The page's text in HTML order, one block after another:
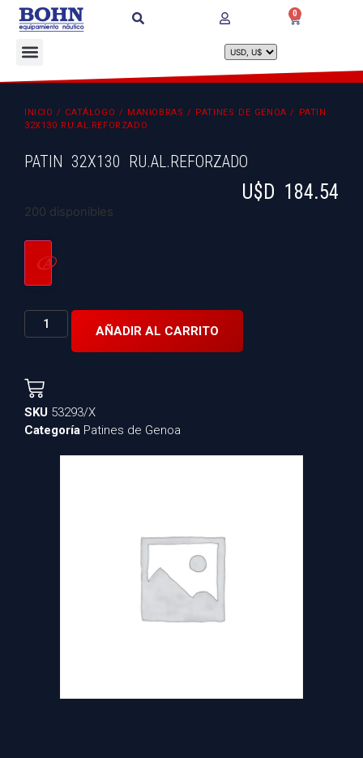
0
INICIO / CATÁLOGO / MANIOBRAS / PATINES DE GENOA / PATIN
32X130 RU.AL.REFORZADO
PATIN 32X130 RU.AL.REFORZADO
U$D 184.54
200 disponibles
AÑADIR AL CARRITO
SKU 53293/X
Categoría Patines de Genoa